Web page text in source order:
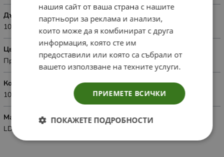
Дължина
10см.
Цвят
Прозрачен
Количество
100бр.оп
Материал
LDPE
нашия сайт от ваша страна с нашите
партньори за реклама и анализи,
които може да я комбинират с друга
информация, която сте им
предоставили или която са събрали от
вашето използване на техните услуги.
ПРИЕМЕТЕ ВСИЧКИ
ПОКАЖЕТЕ ПОДРОБНОСТИ